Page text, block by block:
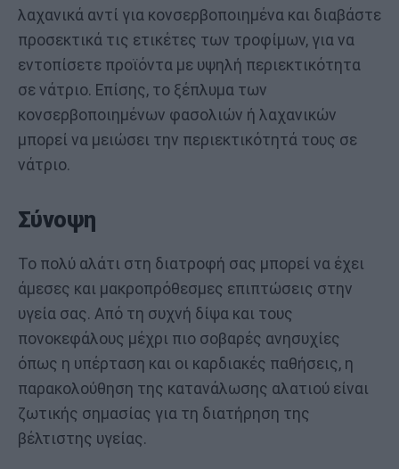
λαχανικά αντί για κονσερβοποιημένα και διαβάστε
προσεκτικά τις ετικέτες των τροφίμων, για να
εντοπίσετε προϊόντα με υψηλή περιεκτικότητα
σε νάτριο. Επίσης, το ξέπλυμα των
κονσερβοποιημένων φασολιών ή λαχανικών
μπορεί να μειώσει την περιεκτικότητά τους σε
νάτριο.
Σύνοψη
Το πολύ αλάτι στη διατροφή σας μπορεί να έχει
άμεσες και μακροπρόθεσμες επιπτώσεις στην
υγεία σας. Από τη συχνή δίψα και τους
πονοκεφάλους μέχρι πιο σοβαρές ανησυχίες
όπως η υπέρταση και οι καρδιακές παθήσεις, η
παρακολούθηση της κατανάλωσης αλατιού είναι
ζωτικής σημασίας για τη διατήρηση της
βέλτιστης υγείας.